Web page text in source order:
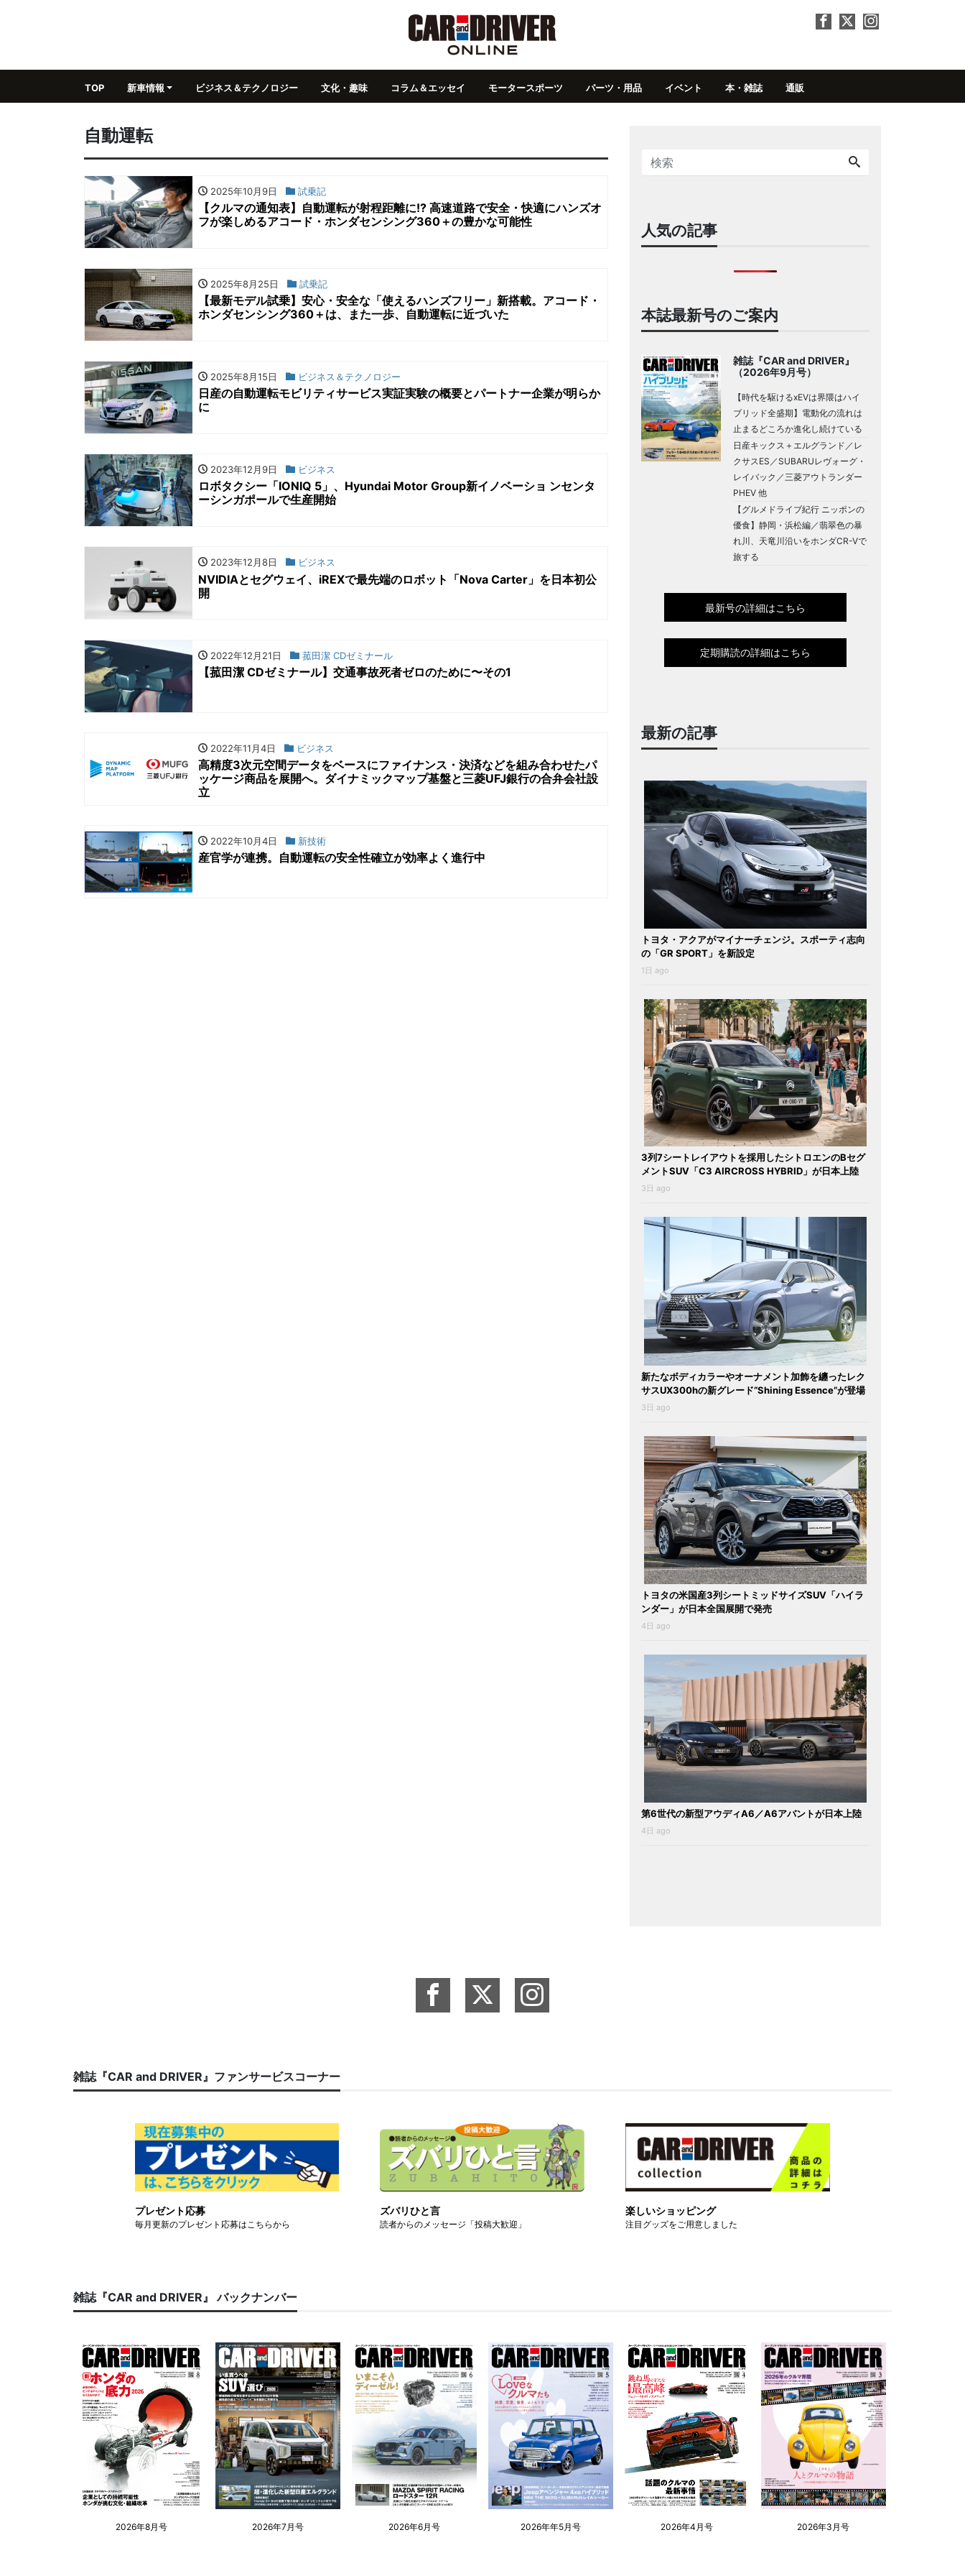
TOP 新車情報 ビジネス＆テクノロジー 文化・趣味 コラム＆エッセイ モータースポーツ パーツ・用品 イベント 本・雑誌 通販
自動運転
2025年10月9日 試乗記
【クルマの通知表】自動運転が射程距離に!? 高速道路で安全・快適にハンズオ
フが楽しめるアコード・ホンダセンシング360＋の豊かな可能性
2025年8月25日 試乗記
【最新モデル試乗】安心・安全な「使えるハンズフリー」新搭載。アコード・
ホンダセンシング360＋は、また一歩、自動運転に近づいた
2025年8月15日 ビジネス＆テクノロジー
日産の自動運転モビリティサービス実証実験の概要とパートナー企業が明らか
に
2023年12月9日 ビジネス
ロボタクシー「IONIQ 5」、Hyundai Motor Group新イノベーショ ンセンタ
ーシンガポールで生産開始
2023年12月8日 ビジネス
NVIDIAとセグウェイ、iREXで最先端のロボット「Nova Carter」を日本初公
開
2022年12月21日 菰田潔 CDゼミナール
【菰田潔 CDゼミナール】交通事故死者ゼロのために〜その1
2022年11月4日 ビジネス
高精度3次元空間データをベースにファイナンス・決済などを組み合わせたパ
ッケージ商品を展開へ。ダイナミックマップ基盤と三菱UFJ銀行の合弁会社設
立
2022年10月4日 新技術
産官学が連携。自動運転の安全性確立が効率よく進行中
人気の記事
本誌最新号のご案内
雑誌『CAR and DRIVER』
（2026年9月号）
【時代を駆けるxEVは界隈はハイ
ブリッド全盛期】電動化の流れは
止まるどころか進化し続けている
日産キックス＋エルグランド／レ
クサスES／SUBARUレヴォーグ・
レイバック／三菱アウトランダー
PHEV 他
【グルメドライブ紀行 ニッポンの
優食】静岡・浜松編／翡翠色の暴
れ川、天竜川沿いをホンダCR-Vで
旅する
最新号の詳細はこちら
定期購読の詳細はこちら
最新の記事
トヨタ・アクアがマイナーチェンジ。スポーティ志向
の「GR SPORT」を新設定
1日 ago
3列7シートレイアウトを採用したシトロエンのBセグ
メントSUV「C3 AIRCROSS HYBRID」が日本上陸
3日 ago
新たなボディカラーやオーナメント加飾を纏ったレク
サスUX300hの新グレード“Shining Essence”が登場
3日 ago
トヨタの米国産3列シートミッドサイズSUV「ハイラ
ンダー」が日本全国展開で発売
4日 ago
第6世代の新型アウディA6／A6アバントが日本上陸
4日 ago
雑誌『CAR and DRIVER』ファンサービスコーナー
プレゼント応募
毎月更新のプレゼント応募はこちらから
ズバリひと言
読者からのメッセージ「投稿大歓迎」
楽しいショッピング
注目グッズをご用意しました
雑誌『CAR and DRIVER』 バックナンバー
2026年8月号 2026年7月号 2026年6月号 2026年年5月号 2026年4月号 2026年3月号